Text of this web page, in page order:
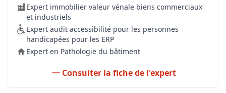
Expert immobilier valeur vénale biens commerciaux
et industriels
Expert audit accessibilité pour les personnes
handicapées pour les ERP
Expert en Pathologie du bâtiment
Consulter la fiche de l'expert